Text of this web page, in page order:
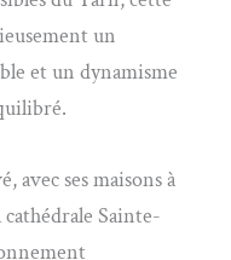
un
et un dynamisme
avec ses maisons à
cathédrale Sainte-